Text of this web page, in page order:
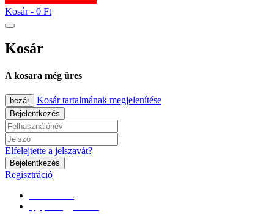
Kosár - 0 Ft
Kosár
A kosara még üres
bezár Kosár tartalmának megjelenítése
Bejelentkezés
Elfelejtette a jelszavát?
Bejelentkezés
Regisztráció